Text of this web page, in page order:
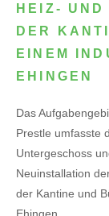
HEIZ- UND
DER
EINEM
EHINGEN
Das
Prestle umfasste
Untergeschoss
Neuinstallation
der Kantine und